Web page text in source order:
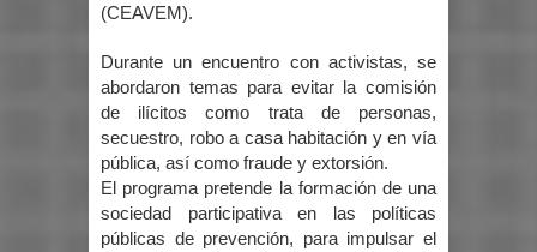
(CEAVEM).
Durante un encuentro con activistas, se
abordaron temas para evitar la comisión
de ilícitos como trata de personas,
secuestro, robo a casa habitación y en vía
pública, así como fraude y extorsión.
El programa pretende la formación de una
sociedad participativa en las políticas
públicas de prevención, para impulsar el